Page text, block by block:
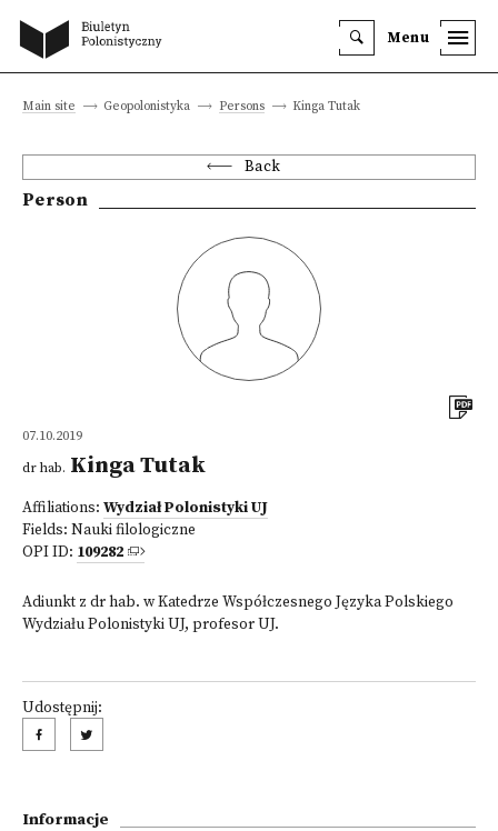
Menu
Main site Geopolonistyka Persons Kinga Tutak
Back
Person
07.10.2019
dr hab. Kinga Tutak
Affiliations: Wydział Polonistyki UJ
Fields: Nauki filologiczne
OPI ID: 109282
Adiunkt z dr hab. w Katedrze Współczesnego Języka Polskiego
Wydziału Polonistyki UJ, profesor UJ.
Udostępnij:
Informacje